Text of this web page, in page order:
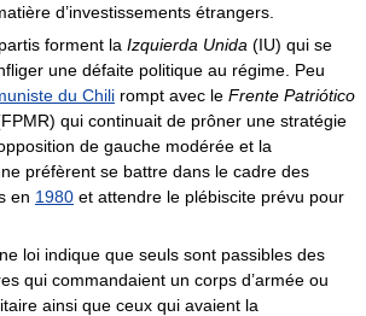
d’investissements étrangers.
forment la Izquierda Unida (IU) qui se
une défaite politique au régime. Peu
du Chili rompt avec le Frente Patriótico
qui continuait de prôner une stratégie
de gauche modérée et la
préfèrent se battre dans le cadre des
en 1980 et attendre le plébiscite prévu pour
loi indique que seuls sont passibles des
qui commandaient un corps d’armée ou
ainsi que ceux qui avaient la